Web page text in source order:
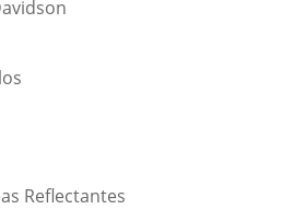
Reflectantes